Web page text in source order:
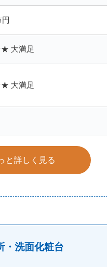
大満足
大満足
と詳しく見る
・洗面化粧台